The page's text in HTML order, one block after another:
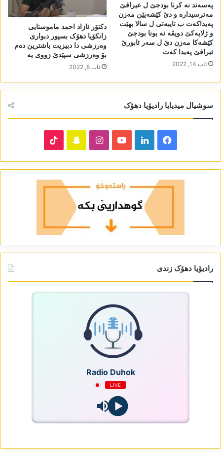
پەسەند نە کرنا بودجێ ل عیراقێ
مەترسیدارە و دێ کێشەیێن مەزن
پەیداکەت ب تایبەتی ل سالا بھێت
و ژلایەکێ دویڤە نە بونا بودجێ
کێشەکا مەزن دێ ل سەر ئابورێ
ئیراقێ پەیدا کەت
ئاب 14, 2022
دکتۆر ئازاد احمد ماموستایی
زانکۆیا دھۆک بسپور دبواری
وەرزشی دا دبیزیت باشترین دەم
بۆ وەرزشی سپێدێ زووی یە
ئاب 8, 2022
سوشیال میدیایا رادیۆیا دھۆک
Facebook
LinkedIn
YouTube
Instagram
Snapchat
رادیۆیا دھۆک زندی
Radio Duhok
LIVE